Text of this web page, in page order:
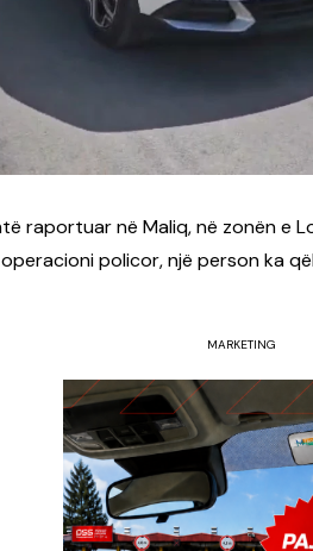
raportuar në Maliq, në zonën e
policor, një person ka
MARKETING